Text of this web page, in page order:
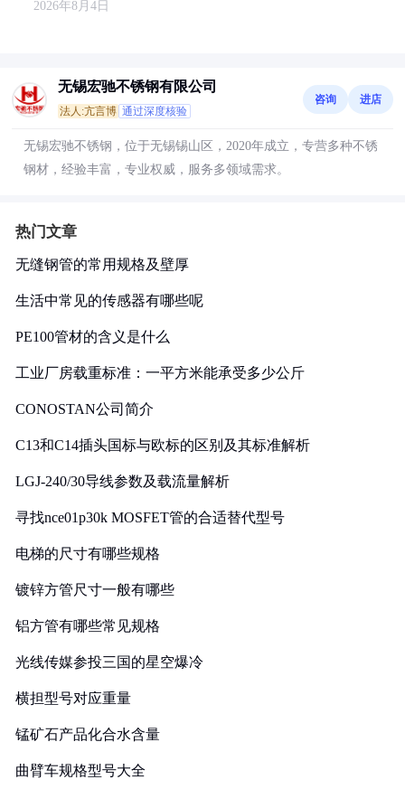
2026年8月4日
无锡宏驰不锈钢有限公司
法人:亢言博 通过深度核验
咨询 进店
无锡宏驰不锈钢，位于无锡锡山区，2020年成立，专营多种不锈
钢材，经验丰富，专业权威，服务多领域需求。
热门文章
无缝钢管的常用规格及壁厚
生活中常见的传感器有哪些呢
PE100管材的含义是什么
工业厂房载重标准：一平方米能承受多少公斤
CONOSTAN公司简介
C13和C14插头国标与欧标的区别及其标准解析
LGJ-240/30导线参数及载流量解析
寻找nce01p30k MOSFET管的合适替代型号
电梯的尺寸有哪些规格
镀锌方管尺寸一般有哪些
铝方管有哪些常见规格
光线传媒参投三国的星空爆冷
横担型号对应重量
锰矿石产品化合水含量
曲臂车规格型号大全